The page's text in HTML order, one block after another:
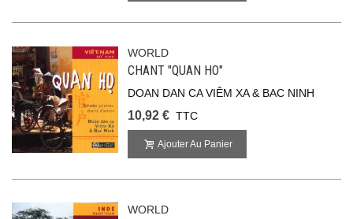
WORLD
CHANT "QUAN HO"
DOAN DAN CA VIÊM XA & BAC NINH
10,92 € TTC
Ajouter Au Panier
WORLD